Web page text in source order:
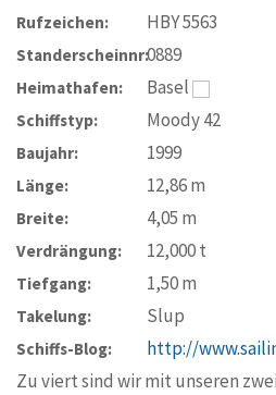
Rufzeichen: HBY 5563
Standerscheinnr:0889
Heimathafen: Basel
Schiffstyp: Moody 42
Baujahr: 1999
Länge: 12,86m
Breite: 4,05 m
Verdrängung: 12,000t
Tiefgang: 1,50m
Takelung: Slup
Schiffs-Blog:
http://
Zu viert sind wir mit unseren